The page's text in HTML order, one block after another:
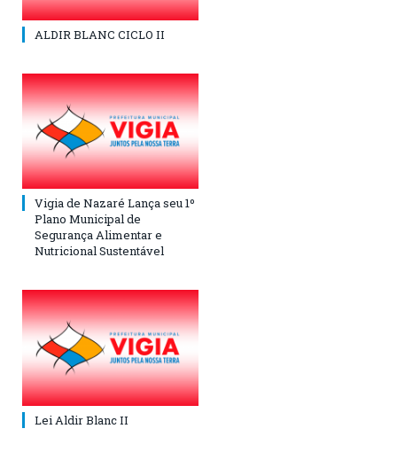
ALDIR BLANC CICLO II
Vigia de Nazaré Lança seu 1º
Plano Municipal de
Segurança Alimentar e
Nutricional Sustentável
Lei Aldir Blanc II